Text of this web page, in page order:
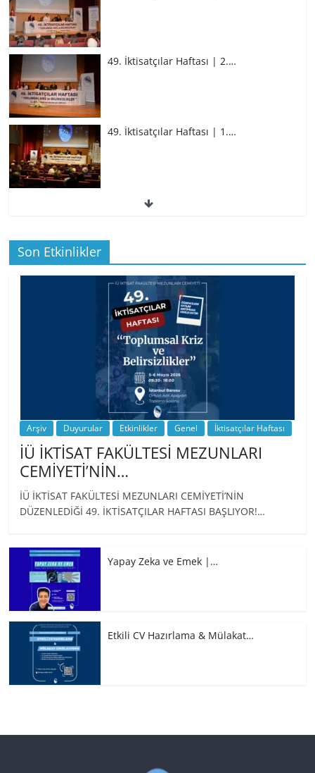
49. İktisatçılar Haftası | 2.…
49. İktisatçılar Haftası | 1.…
49. İktisatçılar Haftası | 1.…
BİZ İKTİSATLILAR: İÇİMİZDEN BİRİ PROF.
…
Son Etkinlikler
Arşiv Duyurular Etkinlikler Genel İktisatçılar Haftası
İÜ İKTİSAT FAKÜLTESİ MEZUNLARI
CEMİYETİ’NİN…
İÜ İKTİSAT FAKÜLTESİ MEZUNLARI CEMİYETİ’NİN
DÜZENLEDİĞİ 49. İKTİSATÇILAR HAFTASI BAŞLIYOR!…
Yapay Zeka ve Emek |…
Etkili CV Hazırlama & Mülakat…